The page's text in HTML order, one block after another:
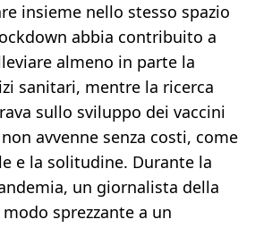
insieme nello stesso spazio
abbia contribuito a
almeno in parte la
sanitari, mentre la ricerca
sullo sviluppo dei vaccini
avvenne senza costi, come
e la solitudine. Durante la
un giornalista della
sprezzante a un